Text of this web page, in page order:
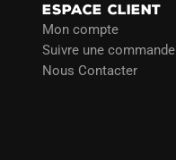
ESPACE CLIENT
Mon compte
Suivre une commande
Nous Contacter